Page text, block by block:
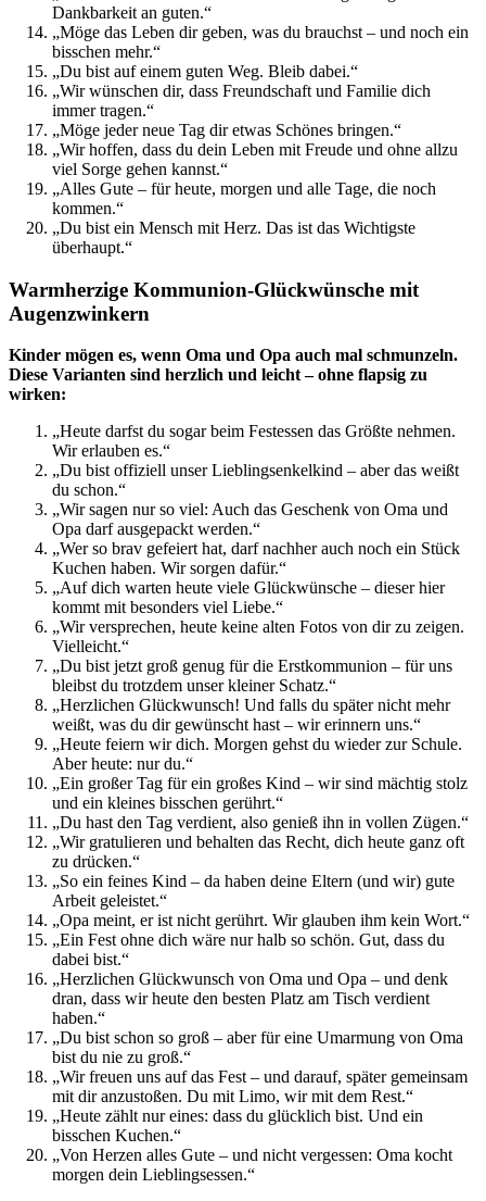
Dankbarkeit an guten.“
„Möge das Leben dir geben, was du brauchst – und noch ein
bisschen mehr.“
„Du bist auf einem guten Weg. Bleib dabei.“
„Wir wünschen dir, dass Freundschaft und Familie dich
immer tragen.“
„Möge jeder neue Tag dir etwas Schönes bringen.“
„Wir hoffen, dass du dein Leben mit Freude und ohne allzu
viel Sorge gehen kannst.“
„Alles Gute – für heute, morgen und alle Tage, die noch
kommen.“
„Du bist ein Mensch mit Herz. Das ist das Wichtigste
überhaupt.“
Warmherzige Kommunion-Glückwünsche mit
Augenzwinkern
Kinder mögen es, wenn Oma und Opa auch mal schmunzeln.
Diese Varianten sind herzlich und leicht – ohne flapsig zu
wirken:
„Heute darfst du sogar beim Festessen das Größte nehmen.
Wir erlauben es.“
„Du bist offiziell unser Lieblingsenkelkind – aber das weißt
du schon.“
„Wir sagen nur so viel: Auch das Geschenk von Oma und
Opa darf ausgepackt werden.“
„Wer so brav gefeiert hat, darf nachher auch noch ein Stück
Kuchen haben. Wir sorgen dafür.“
„Auf dich warten heute viele Glückwünsche – dieser hier
kommt mit besonders viel Liebe.“
„Wir versprechen, heute keine alten Fotos von dir zu zeigen.
Vielleicht.“
„Du bist jetzt groß genug für die Erstkommunion – für uns
bleibst du trotzdem unser kleiner Schatz.“
„Herzlichen Glückwunsch! Und falls du später nicht mehr
weißt, was du dir gewünscht hast – wir erinnern uns.“
„Heute feiern wir dich. Morgen gehst du wieder zur Schule.
Aber heute: nur du.“
„Ein großer Tag für ein großes Kind – wir sind mächtig stolz
und ein kleines bisschen gerührt.“
„Du hast den Tag verdient, also genieß ihn in vollen Zügen.“
„Wir gratulieren und behalten das Recht, dich heute ganz oft
zu drücken.“
„So ein feines Kind – da haben deine Eltern (und wir) gute
Arbeit geleistet.“
„Opa meint, er ist nicht gerührt. Wir glauben ihm kein Wort.“
„Ein Fest ohne dich wäre nur halb so schön. Gut, dass du
dabei bist.“
„Herzlichen Glückwunsch von Oma und Opa – und denk
dran, dass wir heute den besten Platz am Tisch verdient
haben.“
„Du bist schon so groß – aber für eine Umarmung von Oma
bist du nie zu groß.“
„Wir freuen uns auf das Fest – und darauf, später gemeinsam
mit dir anzustoßen. Du mit Limo, wir mit dem Rest.“
„Heute zählt nur eines: dass du glücklich bist. Und ein
bisschen Kuchen.“
„Von Herzen alles Gute – und nicht vergessen: Oma kocht
morgen dein Lieblingsessen.“